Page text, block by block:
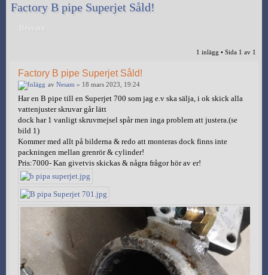
Factory B pipe Superjet Såld!
Besvara
1 inlägg • Sida 1 av 1
Factory B pipe Superjet Såld!
av Nesam » 18 mars 2023, 19:24
Har en B pipe till en Superjet 700 som jag e.v ska sälja, i ok skick alla
vattenjuster skruvar går lätt
dock har 1 vanligt skruvmejsel spår men inga problem att justera.(se
bild 1)
Kommer med allt på bilderna & redo att monteras dock finns inte
packningen mellan grenrör & cylinder!
Pris:7000- Kan givetvis skickas & några frågor hör av er!